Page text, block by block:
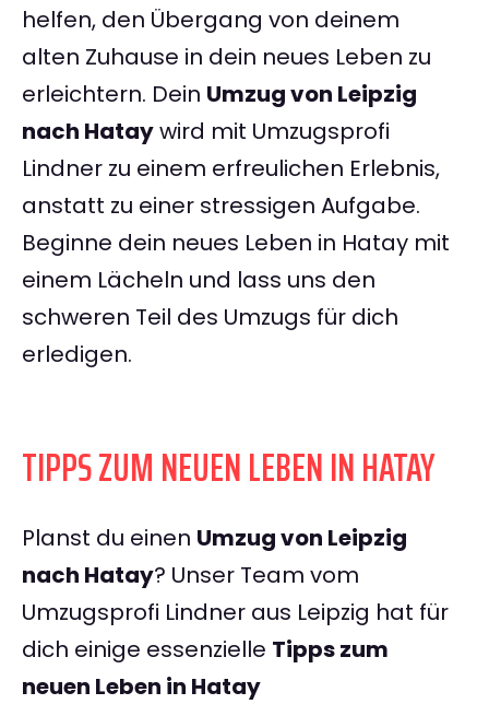
helfen, den Übergang von deinem
alten Zuhause in dein neues Leben zu
erleichtern. Dein Umzug von Leipzig
nach Hataywird mit Umzugsprofi
Lindner zu einem erfreulichen Erlebnis,
anstatt zu einer stressigen Aufgabe.
Beginne dein neues Leben in Hatay mit
einem Lächeln und lass uns den
schweren Teil des Umzugs für dich
erledigen.
TIPPS ZUM NEUEN LEBEN IN HATAY
Planst du einen Umzug von Leipzig
nach Hatay? Unser Team vom
Umzugsprofi Lindner aus Leipzig hat für
dich einige essenzielle Tipps zum
neuen Leben in Hatay